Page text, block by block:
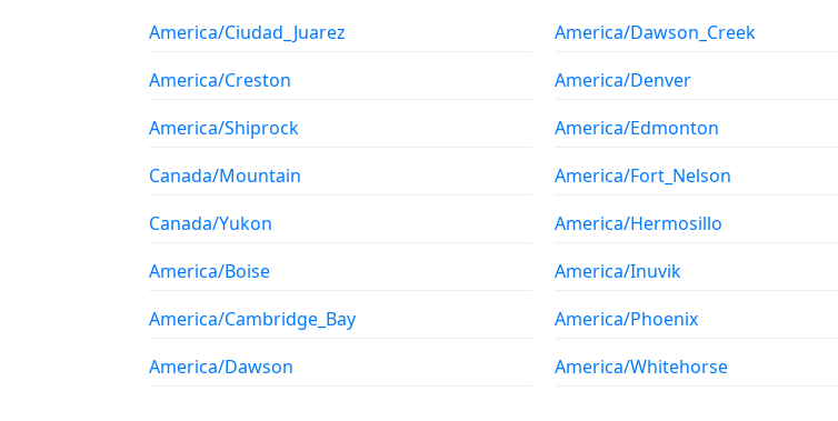
America/Ciudad_Juarez
America/Creston
America/Shiprock
Canada/Mountain
Canada/Yukon
America/Boise
America/Cambridge_Bay
America/Dawson
America/Dawson_Creek
America/Denver
America/Edmonton
America/Fort_Nelson
America/Hermosillo
America/Inuvik
America/Phoenix
America/Whitehorse